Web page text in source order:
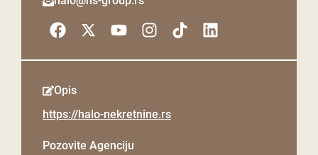
Opis
https://halo-nekretnine.rs
Pozovite Agenciju